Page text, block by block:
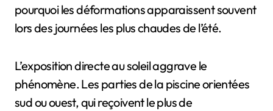
pourquoi les déformations apparaissent souvent
lors des journées les plus chaudes de l’été.
L’exposition directe au soleil aggrave le
phénomène. Les parties de la piscine orientées
sud ou ouest, qui reçoivent le plus de